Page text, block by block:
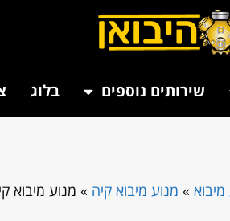
שירותים נוספים בלוג
» מנוע מיבוא קיה » מנוע מיבוא